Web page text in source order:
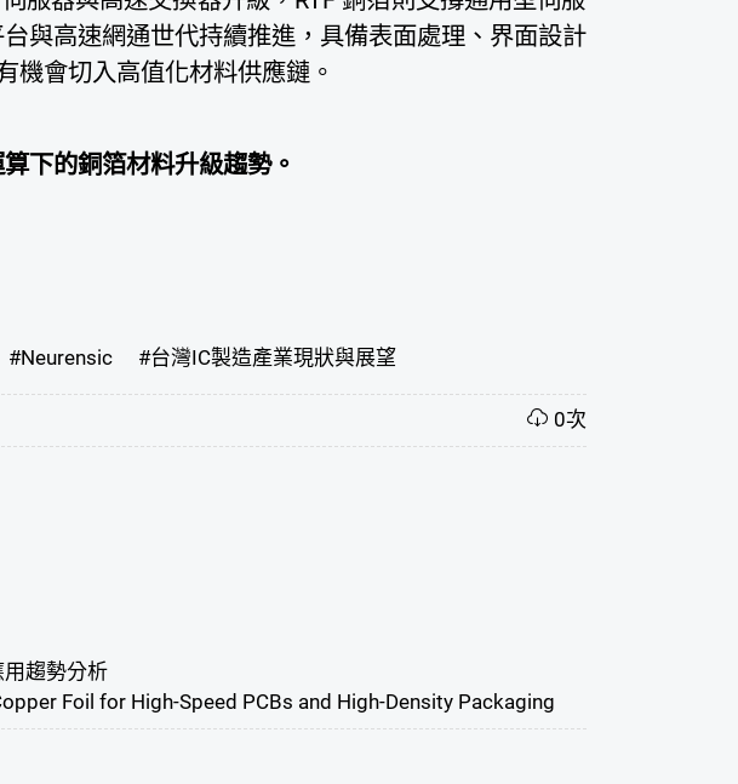
與高速網通世代持續推進，具備表面處理、界面設計
機會切入高值化材料供應鏈。
下的銅箔材料升級趨勢。
#Neurensic #台灣IC製造產業現狀與展望
0次
趨勢分析
Foil for High-Speed PCBs and High-Density Packaging